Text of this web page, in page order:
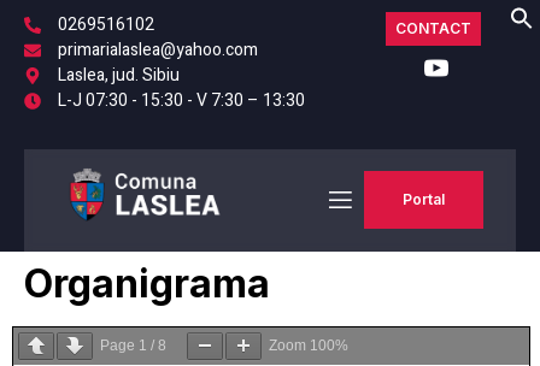
0269516102
primarialaslea@yahoo.com
Laslea, jud. Sibiu
L-J 07:30 - 15:30 - V 7:30 – 13:30
CONTACT
Portal
Organigrama
Page 1 / 8 Zoom 100%